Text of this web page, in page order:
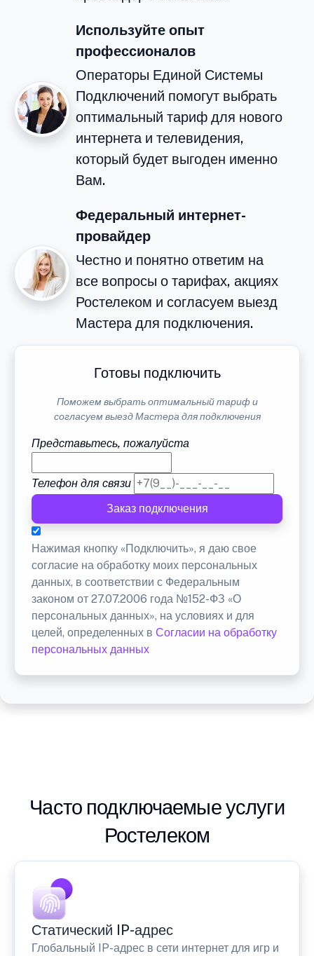
Используйте опыт
профессионалов
Операторы Единой Системы
Подключений помогут выбрать
оптимальный тариф для нового
интернета и телевидения,
который будет выгоден именно
Вам.
Федеральный интернет-
провайдер
Честно и понятно ответим на
все вопросы о тарифах, акциях
Ростелеком и согласуем выезд
Мастера для подключения.
Готовы подключить
Поможем выбрать оптимальный тариф и
согласуем выезд Мастера для подключения
Представьтесь, пожалуйста
Телефон для связи
Заказ подключения
Нажимая кнопку «Подключить», я даю свое
согласие на обработку моих персональных
данных, в соответствии с Федеральным
законом от 27.07.2006 года №152-ФЗ «О
персональных данных», на условиях и для
целей, определенных в Согласии на обработку
персональных данных
Часто подключаемые услуги
Ростелеком
Статический IP-адрес
Глобальный IP-адрес в сети интернет для игр и